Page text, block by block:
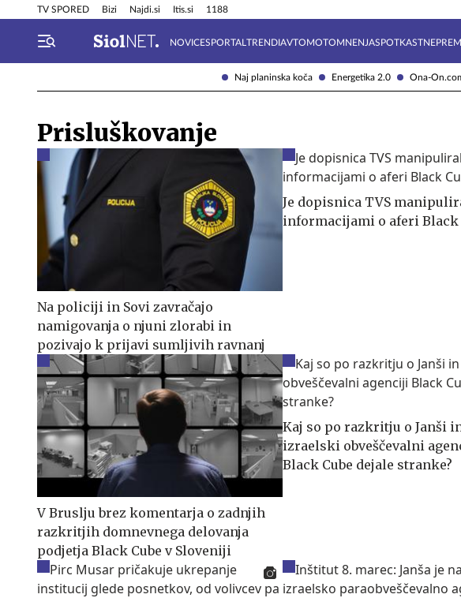
Naj planinska koča Energetika 2.0 Ona-
TV SPORED Bizi Najdi.si Itis.si 1188
NOVICESPORTAL TRENDIAVTOMOTOMNENJASPOTKAST
Info in obvestila Tehnik
Prisluškovanje
Na policiji in Sovi zavračajo
namigovanja o njuni zlorabi in
pozivajo k prijavi sumljivih ravnanj
Je dopisnica TVS
informacijami o aferi Black
V Bruslju brez komentarja o zadnjih
razkritjih domnevnega delovanja
podjetja Black Cube v Sloveniji
Kaj so po razkritju o Janši
izraelski obveščevalni
Black Cube dejale stranke?